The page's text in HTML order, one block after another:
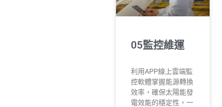
05監控維運
利用APP線上雲端監
控軟體掌握能源轉換
效率，確保太陽能發
電效能的穩定性，一